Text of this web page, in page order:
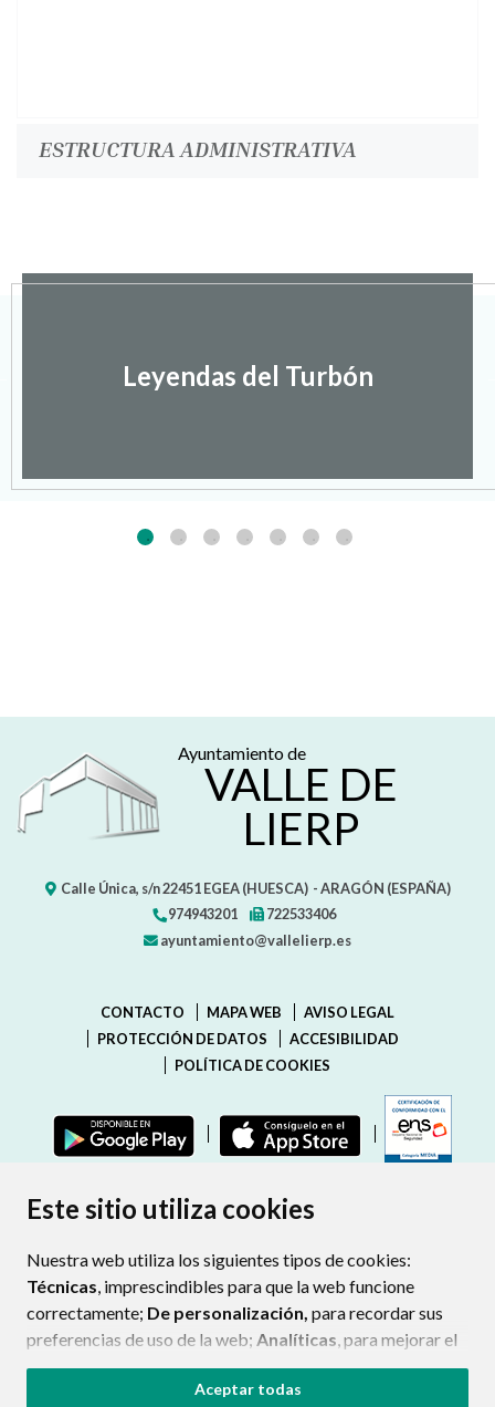
Este sitio utiliza cookies
Nuestra web utiliza los siguientes tipos de cookies:
Técnicas, imprescindibles para que la web funcione
correctamente; De personalización, para recordar sus
preferencias de uso de la web; Analíticas, para mejorar el
funcionamiento de la web y sus servicios.
Aceptar todas
ESTRUCTURA ADMINISTRATIVA
Leyendas del Turbón
Ayuntamiento de
VALLE DE
LIERP
Calle Única, s/n22451 EGEA (HUESCA) - ARAGÓN (ESPAÑA)
974943201
722533406
ayuntamiento@vallelierp.es
CONTACTO MAPA WEB
AVISO LEGAL
PROTECCIÓN DE DATOS
ACCESIBILIDAD
POLÍTICA DE COOKIES